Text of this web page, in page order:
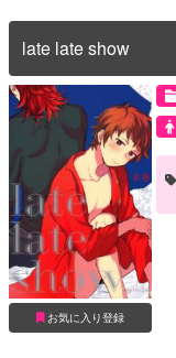
late late show
お気に入り登録